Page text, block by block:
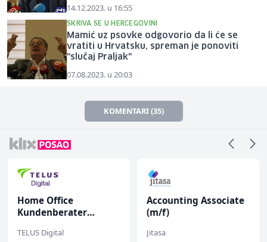
14.12.2023. u 16:55
SKRIVA SE U HERCEGOVINI
Mamić uz psovke odgovorio da li će se
vratiti u Hrvatsku, spreman je ponoviti
"slučaj Praljak"
07.08.2023. u 20:03
KOMENTARI (35)
Home Office
Kundenberater
TELUS Digital
Accounting Associate
(m/f)
Jitasa